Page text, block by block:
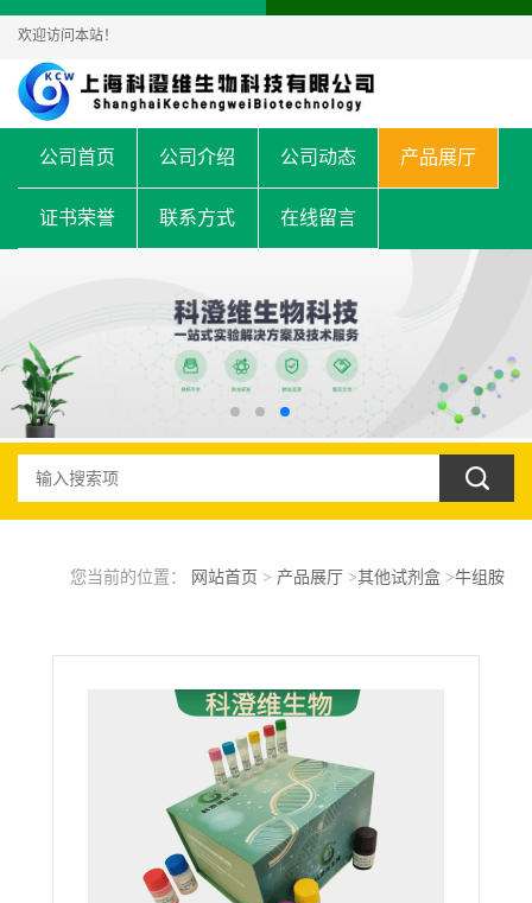
欢迎访问本站！
公司首页 公司介绍 公司动态 产品展厅
证书荣誉 联系方式 在线留言
您当前的位置： 网站首页 > 产品展厅>其他试剂盒>牛组胺